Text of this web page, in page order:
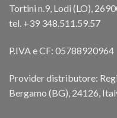
Tortini n.9, Lodi (LO),
tel. +39 348.511.59.57
P.IVA e CF: 05788920964
Provider distributore:
Bergamo (BG), 24126,